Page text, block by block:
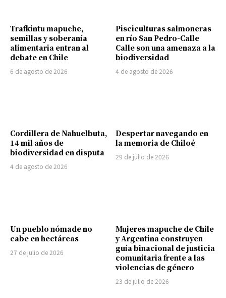
Trafkintu mapuche,
semillas y soberanía
alimentaria entran al
debate en Chile
6 de agosto de 2026
Pisciculturas salmoneras
en río San Pedro-Calle
Calle son una amenaza a la
biodiversidad
4 de agosto de 2026
Cordillera de Nahuelbuta,
14 mil años de
biodiversidad en disputa
4 de agosto de 2026
Despertar navegando en
la memoria de Chiloé
29 de julio de 2026
Un pueblo nómade no
cabe en hectáreas
27 de julio de 2026
Mujeres mapuche de Chile
y Argentina construyen
guía binacional de justicia
comunitaria frente a las
violencias de género
23 de julio de 2026